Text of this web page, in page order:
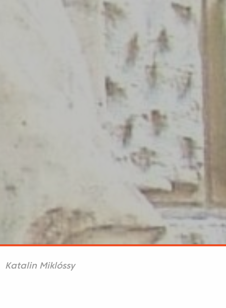
Katalin Miklóssy